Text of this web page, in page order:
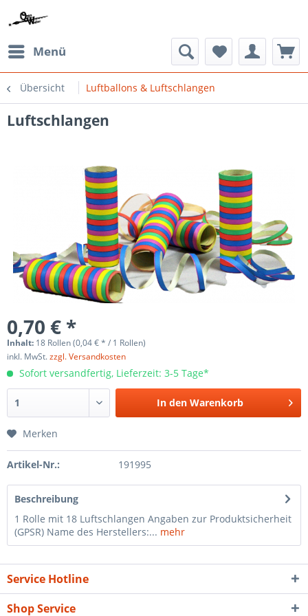
Menü
Übersicht Luftballons & Luftschlangen
Luftschlangen
0,70 € *
Inhalt: 18 Rollen (0,04 € * / 1 Rollen)
inkl. MwSt.zzgl. Versandkosten
Sofort versandfertig, Lieferzeit: 3-5 Tage*
In den Warenkorb
Merken
Artikel-Nr.: 191995
Beschreibung
1 Rolle mit 18 Luftschlangen Angaben zur Produktsicherheit
(GPSR) Name des Herstellers:... mehr
Service Hotline
Shop Service